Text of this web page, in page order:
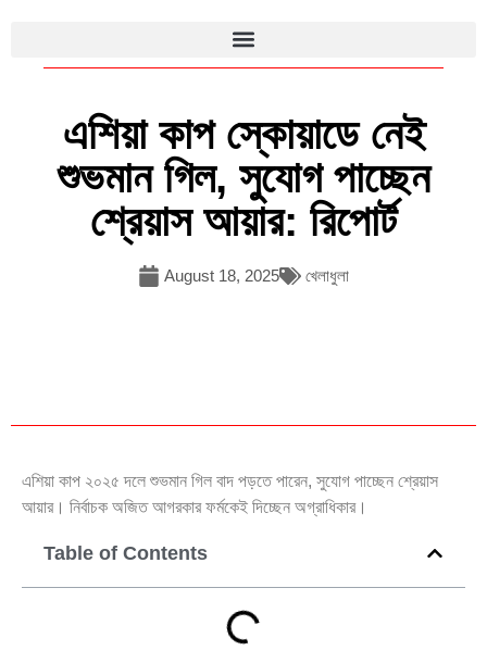
এশিয়া কাপ স্কোয়াডে নেই
শুভমান গিল, সুযোগ পাচ্ছেন
শ্রেয়াস আয়ার: রিপোর্ট
August 18, 2025 খেলাধুলা
এশিয়া কাপ ২০২৫ দলে শুভমান গিল বাদ পড়তে পারেন, সুযোগ পাচ্ছেন শ্রেয়াস
আয়ার। নির্বাচক অজিত আগরকার ফর্মকেই দিচ্ছেন অগ্রাধিকার।
Table of Contents